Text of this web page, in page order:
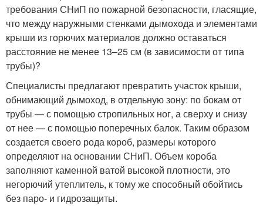
требования СНиП по пожарной безопасности, гласящие,
что между наружными стенками дымохода и элементами
крыши из горючих материалов должно оставаться
расстояние не менее 13–25 см (в зависимости от типа
трубы)?
Специалисты предлагают превратить участок крыши,
обнимающий дымоход, в отдельную зону: по бокам от
трубы — с помощью стропильных ног, а сверху и снизу
от нее — с помощью поперечных балок. Таким образом
создается своего рода короб, размеры которого
определяют на основании СНиП. Объем короба
заполняют каменной ватой высокой плотности, это
негорючий утеплитель, к тому же способный обойтись
без паро- и гидрозащиты.